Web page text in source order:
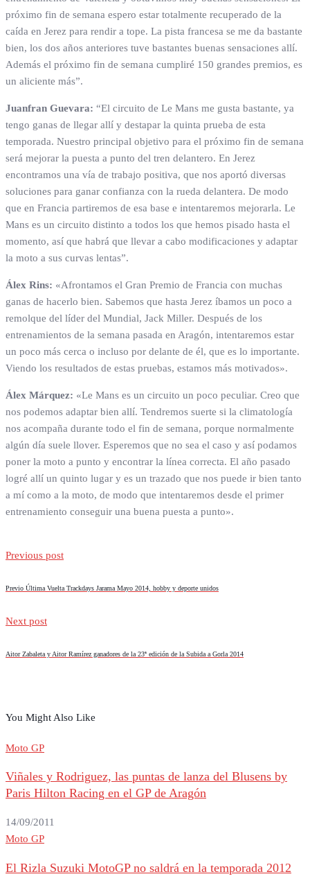
próximo fin de semana espero estar totalmente recuperado de la
caída en Jerez para rendir a tope. La pista francesa se me da bastante
bien, los dos años anteriores tuve bastantes buenas sensaciones allí.
Además el próximo fin de semana cumpliré 150 grandes premios, es
un aliciente más”.
Juanfran Guevara: “El circuito de Le Mans me gusta bastante, ya
tengo ganas de llegar allí y destapar la quinta prueba de esta
temporada. Nuestro principal objetivo para el próximo fin de semana
será mejorar la puesta a punto del tren delantero. En Jerez
encontramos una vía de trabajo positiva, que nos aportó diversas
soluciones para ganar confianza con la rueda delantera. De modo
que en Francia partiremos de esa base e intentaremos mejorarla. Le
Mans es un circuito distinto a todos los que hemos pisado hasta el
momento, así que habrá que llevar a cabo modificaciones y adaptar
la moto a sus curvas lentas”.
Álex Rins: «Afrontamos el Gran Premio de Francia con muchas
ganas de hacerlo bien. Sabemos que hasta Jerez íbamos un poco a
remolque del líder del Mundial, Jack Miller. Después de los
entrenamientos de la semana pasada en Aragón, intentaremos estar
un poco más cerca o incluso por delante de él, que es lo importante.
Viendo los resultados de estas pruebas, estamos más motivados».
Álex Márquez: «Le Mans es un circuito un poco peculiar. Creo que
nos podemos adaptar bien allí. Tendremos suerte si la climatología
nos acompaña durante todo el fin de semana, porque normalmente
algún día suele llover. Esperemos que no sea el caso y así podamos
poner la moto a punto y encontrar la línea correcta. El año pasado
logré allí un quinto lugar y es un trazado que nos puede ir bien tanto
a mí como a la moto, de modo que intentaremos desde el primer
entrenamiento conseguir una buena puesta a punto».
Previous post
Previo Última Vuelta Trackdays Jarama Mayo 2014, hobby y deporte unidos
Next post
Aitor Zabaleta y Aitor Ramírez ganadores de la 23ª edición de la Subida a Gorla 2014
You Might Also Like
Moto GP
Viñales y Rodriguez, las puntas de lanza del Blusens by
Paris Hilton Racing en el GP de Aragón
14/09/2011
Moto GP
El Rizla Suzuki MotoGP no saldrá en la temporada 2012